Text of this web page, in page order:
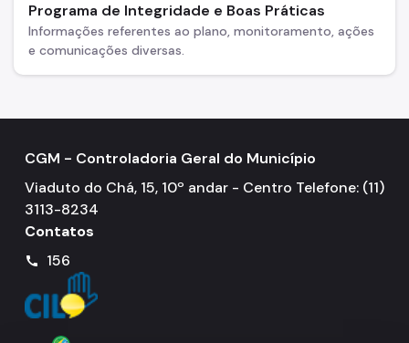
Programa de Integridade e Boas Práticas
Informações referentes ao plano, monitoramento, ações
e comunicações diversas.
CGM - Controladoria Geral do Município
Viaduto do Chá, 15, 10º andar - Centro Telefone: (11)
3113-8234
Contatos
call 156